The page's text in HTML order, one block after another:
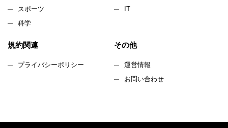
スポーツ
IT
科学
規約関連
プライバシーポリシー
その他
運営情報
お問い合わせ